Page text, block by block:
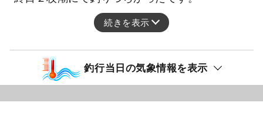
続きを表示
釣行当日の気象情報を表示